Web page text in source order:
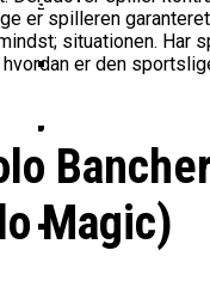
NBA-Scouts Holder
Nørgaard Udtaget
College Er Slut:
Fortsætter Karrieren
Bakken Bears
Cup Med
Dansk
Brandkamp I
League
Noah Nørgaard
En God Start
Champions
Basketball
Spilletid I
Portland Trail
Vanvittigt
USA
Basketball-OL
Medie: Lebron
Spidsen For
Basketligaen
Medlemstal I Dansk
Fremgang For 12.
er spilleren
situationen. Har
er den
Magic)